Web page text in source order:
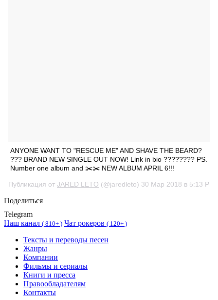
ANYONE WANT TO "RESCUE ME" AND SHAVE THE BEARD?
??? BRAND NEW SINGLE OUT NOW! Link in bio ???????? PS.
Number one album and ✂️✂️ NEW ALBUM APRIL 6!!!
Публикация от JARED LETO (@jaredleto) 30 Мар 2018 в 5:13 PDT
Поделиться
Telegram
Наш канал ( 810+ ) Чат рокеров ( 120+ )
Тексты и переводы песен
Жанры
Компании
Фильмы и сериалы
Книги и пресса
Правообладателям
Контакты